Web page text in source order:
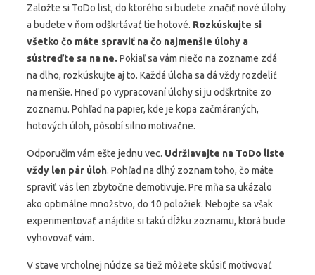
Založte si ToDo list, do ktorého si budete značiť nové úlohy
a budete v ňom odškrtávať tie hotové. Rozkúskujte si
všetko čo máte spraviť na čo najmenšie úlohy a
sústreďte sa na ne. Pokiaľ sa vám niečo na zozname zdá
na dlho, rozkúskujte aj to. Každá úloha sa dá vždy rozdeliť
na menšie. Hneď po vypracovaní úlohy si ju odškrtnite zo
zoznamu. Pohľad na papier, kde je kopa začmáraných,
hotových úloh, pôsobí silno motivačne.
Odporučím vám ešte jednu vec. Udržiavajte na ToDo liste
vždy len pár úloh. Pohľad na dlhý zoznam toho, čo máte
spraviť vás len zbytočne demotivuje. Pre mňa sa ukázalo
ako optimálne množstvo, do 10 položiek. Nebojte sa však
experimentovať a nájdite si takú dĺžku zoznamu, ktorá bude
vyhovovať vám.
V stave vrcholnej núdze sa tiež môžete skúsiť motivovať